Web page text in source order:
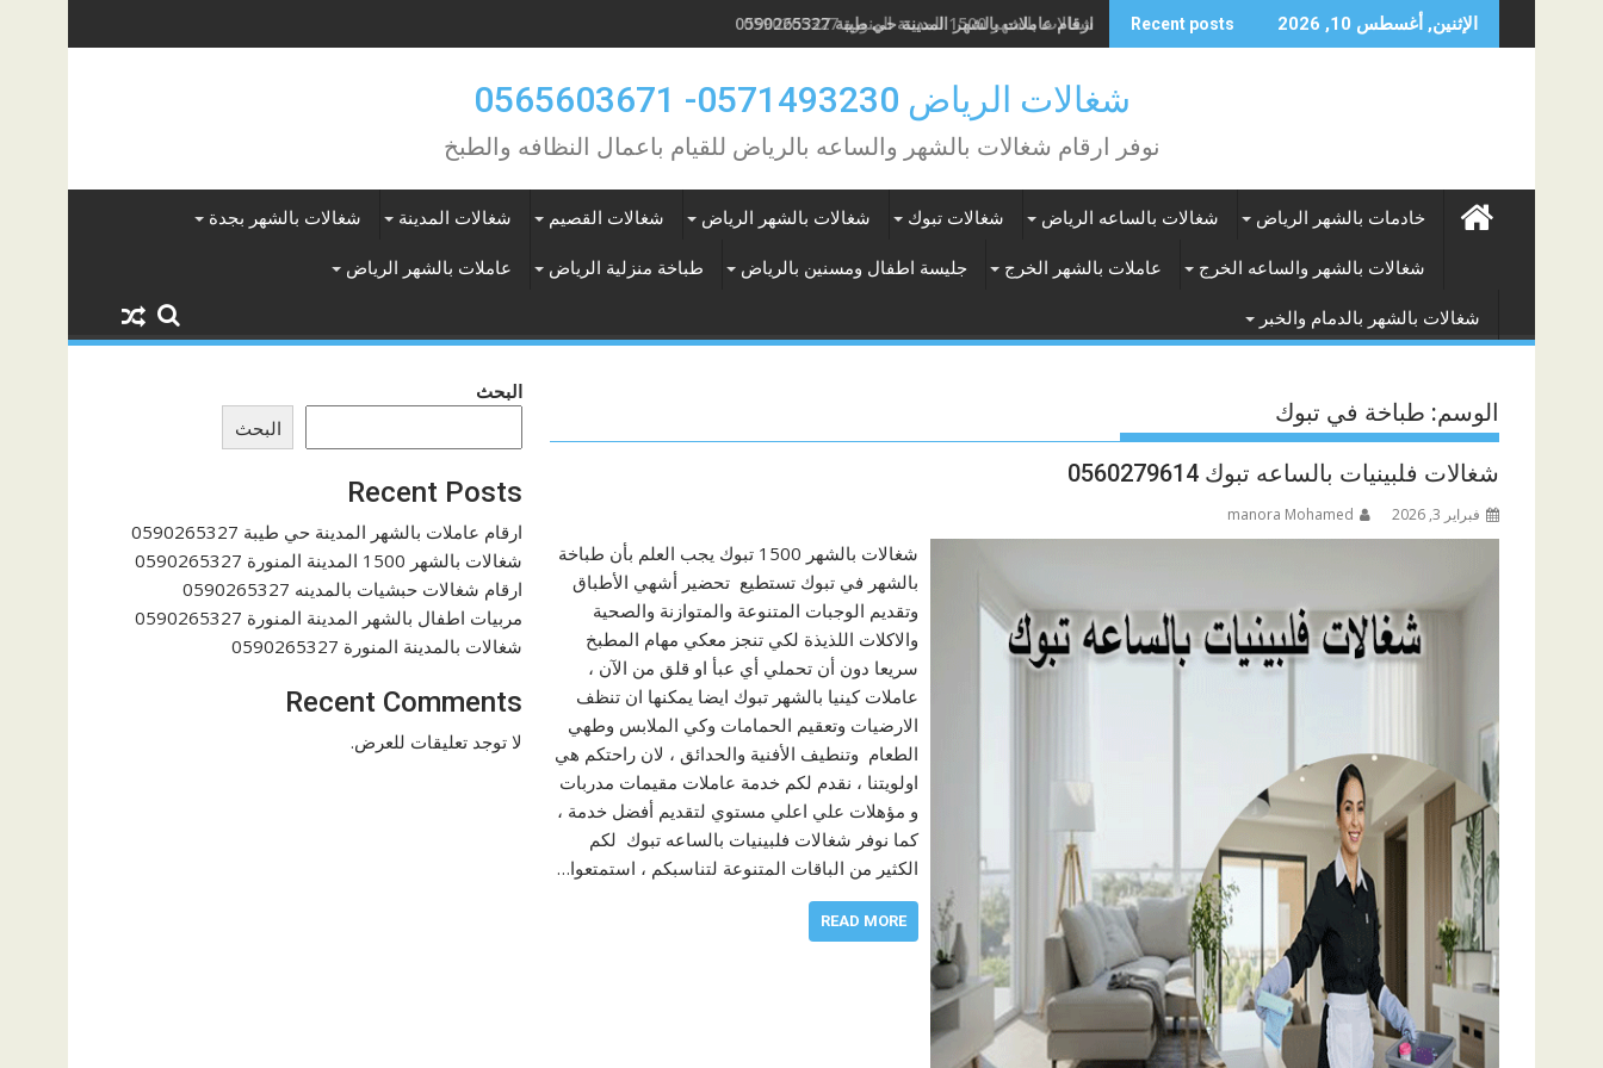
to
الإثنين, أغسطس 10, 2026 Recent posts شغالات بالشهر 1500 المدينة المنورة 0590265327
شغالات الرياض 0571493230- 0565603671
نوفر ارقام شغالات بالشهر والساعه بالرياض للقيام باعمال النظافه والطبخ
خادمات بالشهر الرياض شغالات بالساعه الرياض شغالات تبوك شغالات بالشهر الرياض شغالات القصيم شغالات المدينة شغالات بالشهر بجدة
شغالات بالشهر والساعه الخرج عاملات بالشهر الخرج جليسة اطفال ومسنين بالرياض طباخة منزلية الرياض عاملات بالشهر الرياض
شغالات بالشهر بالدمام والخبر
الوسم: طباخة في تبوك
شغالات فلبينيات بالساعه تبوك 0560279614
فبراير 3, 2026 manora Mohamed
شغالات بالشهر 1500 تبوك يجب العلم بأن طباخة
بالشهر في تبوك تستطيع تحضير أشهي الأطباق
وتقديم الوجبات المتنوعة والمتوازنة والصحية
والاكلات اللذيذة لكي تنجز معكي مهام المطبخ
سريعا دون أن تحملي أي عبأ او قلق من الآن ،
عاملات كينيا بالشهر تبوك ايضا يمكنها ان تنظف
الارضيات وتعقيم الحمامات وكي الملابس وطهي
الطعام وتنطيف الأفنية والحدائق ، لان راحتكم هي
اولويتنا ، نقدم لكم خدمة عاملات مقيمات مدربات
و مؤهلات علي اعلي مستوي لتقديم أفضل خدمة ،
كما نوفر شغالات فلبينيات بالساعه تبوك لكم
الكثير من الباقات المتنوعة لتناسبكم ، استمتعوا…
READ MORE
البحث
البحث
Recent Posts
ارقام عاملات بالشهر المدينة حي طيبة 0590265327
شغالات بالشهر 1500 المدينة المنورة 0590265327
ارقام شغالات حبشيات بالمدينه 0590265327
مربيات اطفال بالشهر المدينة المنورة 0590265327
شغالات بالمدينة المنورة 0590265327
Recent Comments
لا توجد تعليقات للعرض.